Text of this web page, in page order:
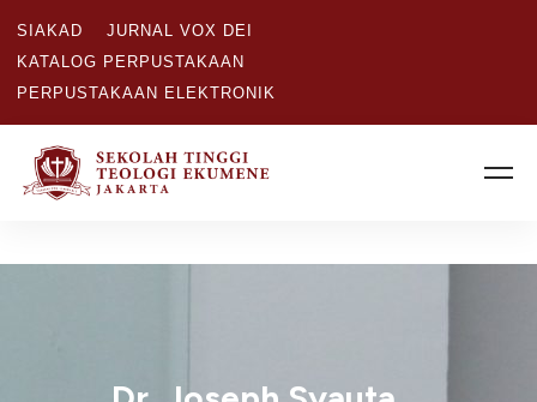
SIAKAD
JURNAL VOX DEI
KATALOG PERPUSTAKAAN
PERPUSTAKAAN ELEKTRONIK